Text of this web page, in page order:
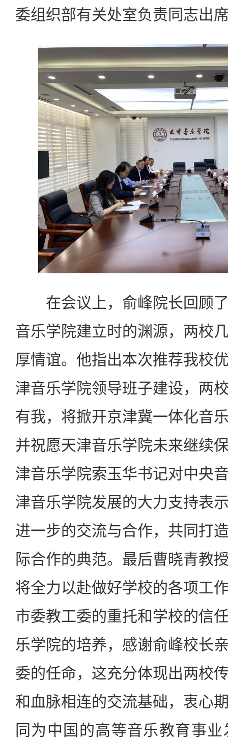
委组织部有关处室负责同志出
在会议上，俞峰院长回顾了
音乐学院建立时的渊源，两校
厚情谊。他指出本次推荐我校
津音乐学院领导班子建设，两
有我，将掀开京津冀一体化音
并祝愿天津音乐学院未来继续
津音乐学院索玉华书记对中央
津音乐学院发展的大力支持表
进一步的交流与合作，共同打
际合作的典范。最后曹晓青教
将全力以赴做好学校的各项工
市委教工委的重托和学校的信
乐学院的培养，感谢俞峰校长
委的任命，这充分体现出两校
和血脉相连的交流基础，衷心
同为中国的高等音乐教育事